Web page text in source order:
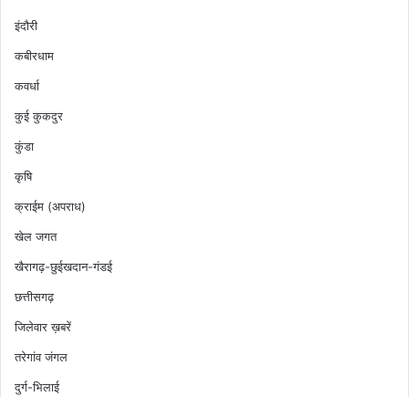
इंदौरी
कबीरधाम
कवर्धा
कुई कुकदुर
कुंडा
कृषि
क्राईम (अपराध)
खेल जगत
खैरागढ़-छुईखदान-गंडई
छत्तीसगढ़
जिलेवार ख़बरें
तरेगांव जंगल
दुर्ग-भिलाई